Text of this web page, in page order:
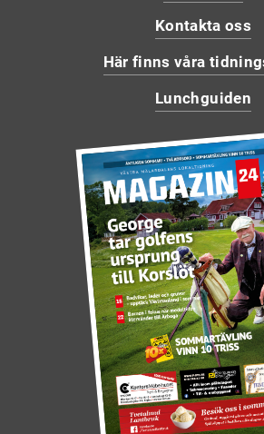
Kontakta oss
Här finns våra
Lunchguiden